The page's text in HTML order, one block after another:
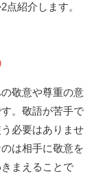
紹介します。
敬意や尊重の意
。敬語が苦手で
必要はありませ
は相手に敬意を
まえることで